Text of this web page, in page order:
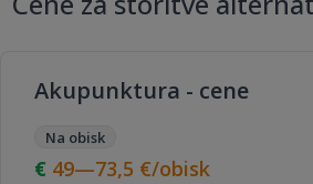
Akupunktura - cene
Na obisk
49—73,5 €/obisk